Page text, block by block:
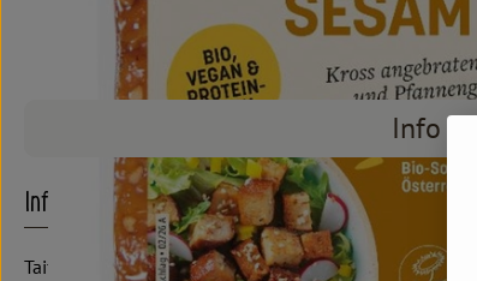
Info
Info
Taifun, geräuchert